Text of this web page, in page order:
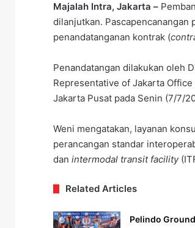
Majalah Intra, Jakarta –
dilanjutkan. Pascapencanangan
penandatanganan kontrak (
Penandatangan dilakukan oleh
Representative of Jakarta
Jakarta Pusat pada Senin (7/7/
Weni mengatakan, layanan
perancangan standar
dan intermodal transit facility
Related Articles
Pelindo